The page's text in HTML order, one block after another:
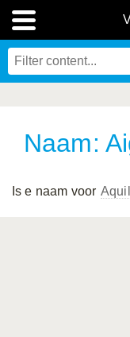
Naam:
Is e naam voor